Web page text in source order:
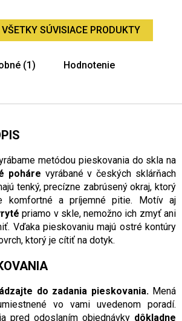
SÚVISIACE PRODUKTY
(1) Hodnotenie
metódou pieskovania do skla na
poháre vyrábané v českých sklárňach
tenký, precízne zabrúsený okraj, ktorý
komfortné a príjemné pitie. Motív aj
priamo v skle, nemožno ich zmyť ani
Vďaka pieskovaniu majú ostré kontúry
ktorý je cítiť na dotyk.
do zadania pieskovania.Mená
vo vami uvedenom poradí.
pred odoslaním objednávky dôkladne